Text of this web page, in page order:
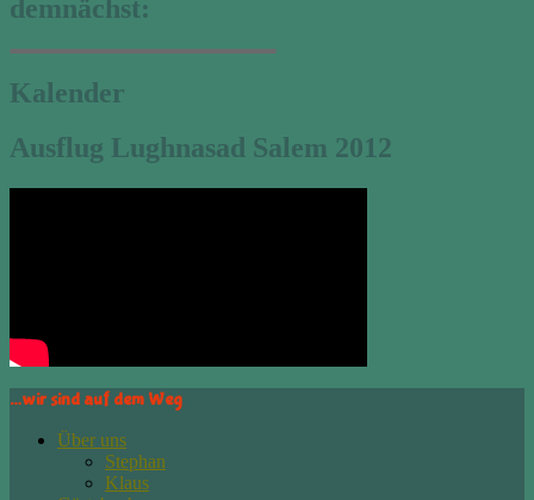
demnächst:
Kalender
Ausflug Lughnasad Salem 2012
…wir sind auf dem Weg
Über uns
Stephan
Klaus